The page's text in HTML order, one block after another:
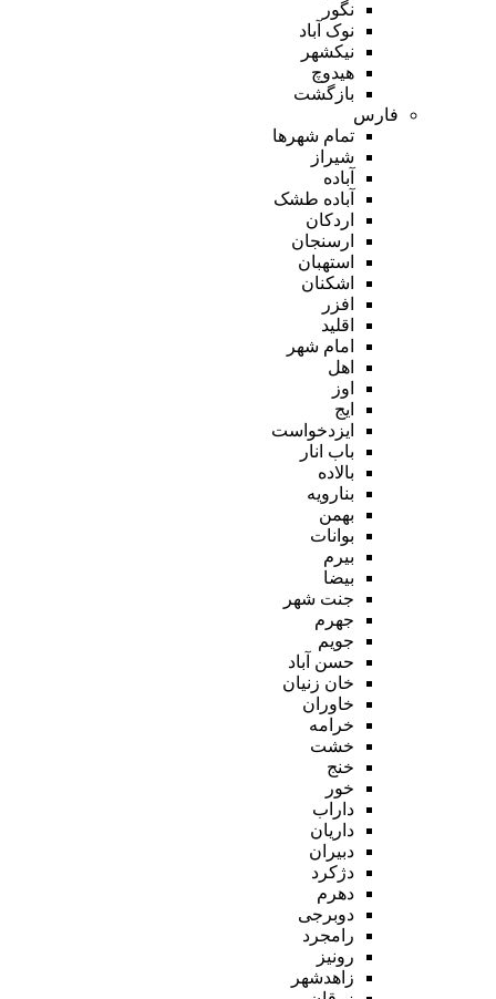
نگور
نوک آباد
نیکشهر
هیدوچ
بازگشت
فارس
تمام شهر‌ها
شیراز
آباده
آباده طشک
اردکان
ارسنجان
استهبان
اشکنان
افزر
اقلید
امام شهر
اهل
اوز
ایج
ایزدخواست
باب انار
بالاده
بنارویه
بهمن
بوانات
بیرم
بیضا
جنت شهر
جهرم
جویم
حسن آباد
خان زنیان
خاوران
خرامه
خشت
خنج
خور
داراب
داریان
دبیران
دژکرد
دهرم
دوبرجی
رامجرد
رونیز
زاهدشهر